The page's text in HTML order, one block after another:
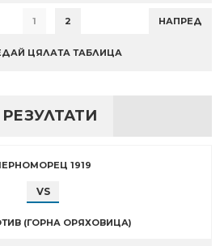
1 2 НАПРЕД
ЦЯЛАТА ТАБЛИЦА
1919
VS
(ГОРНА ОРЯХОВИЦА)